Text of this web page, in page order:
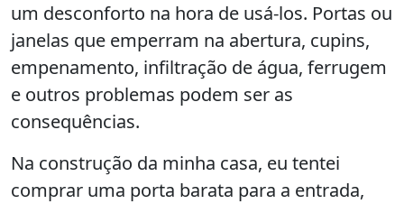
um desconforto na hora de usá-los. Portas ou
janelas que emperram na abertura, cupins,
empenamento, infiltração de água, ferrugem
e outros problemas podem ser as
consequências.
Na construção da minha casa, eu tentei
comprar uma porta barata para a entrada,